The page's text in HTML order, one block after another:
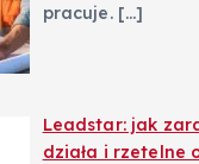
pracuje. […]
Leadstar: jak
działa i rzetelne